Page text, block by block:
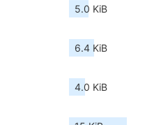
5.0 KiB
6.4 KiB
4.0 KiB